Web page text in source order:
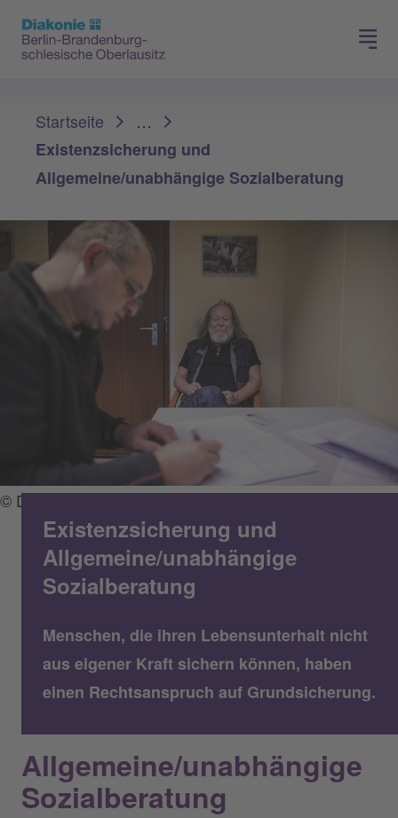
Presse
Startseite
…
Existenzsicherung und
Allgemeine/unabhängige Sozialberatung
© Diakonie/Hermann Bredehorst
Existenzsicherung und
Allgemeine/unabhängige
Sozialberatung
Menschen, die ihren Lebensunterhalt nicht
aus eigener Kraft sichern können, haben
einen Rechtsanspruch auf Grundsicherung.
Allgemeine/unabhängige
Sozialberatung